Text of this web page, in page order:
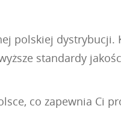
polskiej dystrybucji.
standardy
co zapewnia Ci